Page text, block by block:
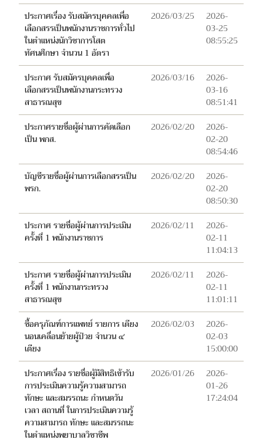
ประกาศเรื่อง รับสมัครบุคคลเพื่อ
เลือกสรรเป็นพนักงานราชการทั่วไป
ในตำแหน่งนักวิชาการโสต
ทัศนศึกษา จำนวน 1 อัตรา
2026/03/25
2026-
03-25
08:55:25
ประกาศ รับสมัครบุคคลเพื่อ
เลือกสรรเป็นพนักงานกระทรวง
สาธารณสุข
2026/03/16
2026-
03-16
08:51:41
ประกาศรายชื่อผู้ผ่านการคัดเลือก
เป็น พกส.
2026/02/20
2026-
02-20
08:54:46
บัญชีรายชื่อผู้ผ่านการเลือกสรรเป็น
พรก.
2026/02/20
2026-
02-20
08:50:30
ประกาศ รายชื่อผู้ผ่านการประเมิน
ครั้งที่ 1 พนักงานราชการ
2026/02/11
2026-
02-11
11:04:13
ประกาศ รายชื่อผู้ผ่านการประเมิน
ครั้งที่ 1 พนักงานกระทรวง
สาธารณสุข
2026/02/11
2026-
02-11
11:01:11
ซื้อครุภัณฑ์การแพทย์ รายการ เตียง
นอนเคลื่อนย้ายผู้ป่วย จำนวน ๔
เตียง
2026/02/03
2026-
02-03
15:00:00
ประกาศเรื่อง รายชื่อผู้มีสิทธิเข้ารับ
การประเมินความรู้ความสามารถ
ทักษะ และสมรรถนะ กำหนดวัน
เวลา สถานที่ ในการประเมินความรู้
ความสามารถ ทักษะ และสมรรถนะ
ในตำแหน่งพยาบาลวิชาชีพ
2026/01/26
2026-
01-26
17:24:04